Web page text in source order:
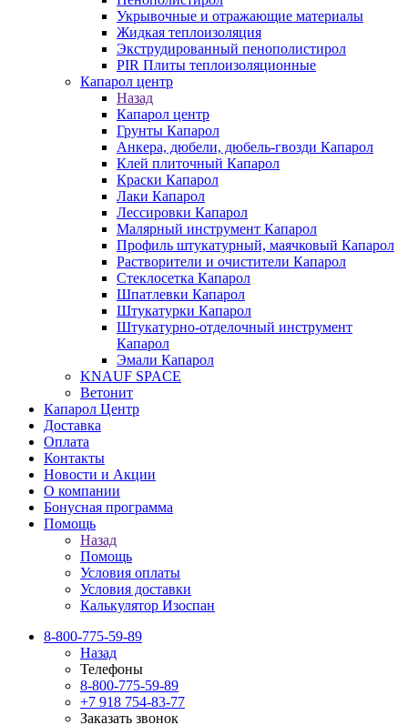
Укрывочные и отражающие материалы
Жидкая теплоизоляция
Экструдированный пенополистирол
PIR Плиты теплоизоляционные
Капарол центр
Назад
Капарол центр
Грунты Капарол
Анкера, дюбели, дюбель-гвозди Капарол
Клей плиточный Капарол
Краски Капарол
Лаки Капарол
Лессировки Капарол
Малярный инструмент Капарол
Профиль штукатурный, маячковый Капарол
Растворители и очистители Капарол
Cтеклосетка Капарол
Шпатлевки Капарол
Штукатурки Капарол
Штукатурно-отделочный инструмент
Капарол
Эмали Капарол
KNAUF SPACE
Ветонит
Капарол Центр
Доставка
Оплата
Контакты
Новости и Акции
О компании
Бонусная программа
Помощь
Назад
Помощь
Условия оплаты
Условия доставки
Калькулятор Изоспан
8-800-775-59-89
Назад
Телефоны
8-800-775-59-89
+7 918 754-83-77
Заказать звонок